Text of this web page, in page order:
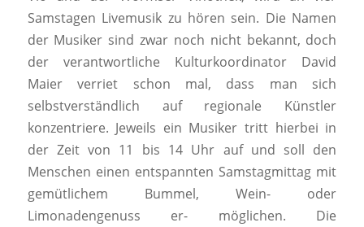
Samstagen Livemusik zu hören sein. Die Namen
der Musiker sind zwar noch nicht bekannt, doch
der verantwortliche Kulturkoordinator David
Maier verriet schon mal, dass man sich
selbstverständlich auf regionale Künstler
konzentriere. Jeweils ein Musiker tritt hierbei in
der Zeit von 11 bis 14 Uhr auf und soll den
Menschen einen entspannten Samstagmittag mit
gemütlichem Bummel, Wein- oder
Limonadengenuss er- möglichen. Die